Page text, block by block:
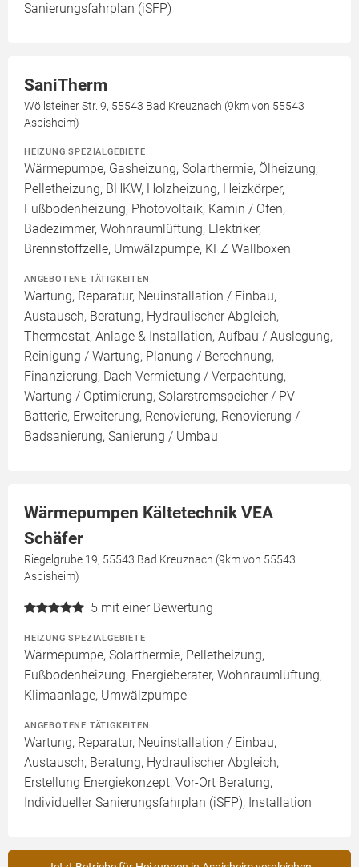
Sanierungsfahrplan (iSFP)
SaniTherm
Wöllsteiner Str. 9, 55543 Bad Kreuznach (9km von 55543
Aspisheim)
HEIZUNG SPEZIALGEBIETE
Wärmepumpe, Gasheizung, Solarthermie, Ölheizung,
Pelletheizung, BHKW, Holzheizung, Heizkörper,
Fußbodenheizung, Photovoltaik, Kamin / Ofen,
Badezimmer, Wohnraumlüftung, Elektriker,
Brennstoffzelle, Umwälzpumpe, KFZ Wallboxen
ANGEBOTENE TÄTIGKEITEN
Wartung, Reparatur, Neuinstallation / Einbau,
Austausch, Beratung, Hydraulischer Abgleich,
Thermostat, Anlage & Installation, Aufbau / Auslegung,
Reinigung / Wartung, Planung / Berechnung,
Finanzierung, Dach Vermietung / Verpachtung,
Wartung / Optimierung, Solarstromspeicher / PV
Batterie, Erweiterung, Renovierung, Renovierung /
Badsanierung, Sanierung / Umbau
Wärmepumpen Kältetechnik VEA
Schäfer
Riegelgrube 19, 55543 Bad Kreuznach (9km von 55543
Aspisheim)
5 mit einer Bewertung
HEIZUNG SPEZIALGEBIETE
Wärmepumpe, Solarthermie, Pelletheizung,
Fußbodenheizung, Energieberater, Wohnraumlüftung,
Klimaanlage, Umwälzpumpe
ANGEBOTENE TÄTIGKEITEN
Wartung, Reparatur, Neuinstallation / Einbau,
Austausch, Beratung, Hydraulischer Abgleich,
Erstellung Energiekonzept, Vor-Ort Beratung,
Individueller Sanierungsfahrplan (iSFP), Installation